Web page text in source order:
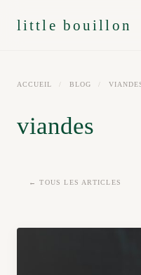
little bouillon
ACCUEIL / BLOG /
viandes
← TOUS LES ARTICLES